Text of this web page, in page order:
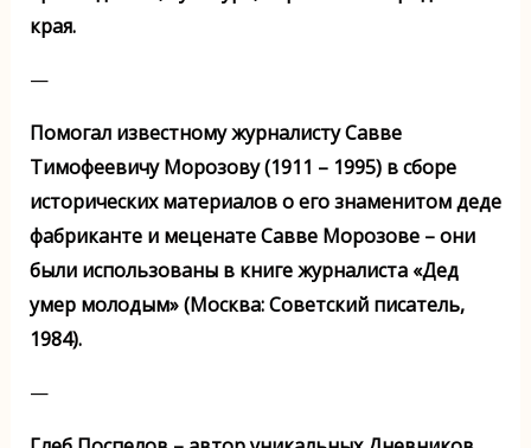
края.
—
Помогал известному журналисту Савве
Тимофеевичу Морозову (1911 – 1995) в сборе
исторических материалов о его знаменитом деде
фабриканте и меценате Савве Морозове – они
были использованы в книге журналиста «Дед
умер молодым» (Москва: Советский писатель,
1984).
—